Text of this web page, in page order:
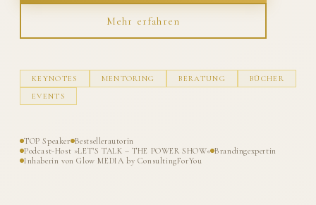
Mehr erfahren
KEYNOTES MENTORING BERATUNG
BÜCHER
EVENTS
TOP Speaker Bestsellerautorin
Podcast-Host »LET'S TALK – THE POWER SHOW« Brandingexpertin
Inhaberin von Glow MEDIA by ConsultingForYou